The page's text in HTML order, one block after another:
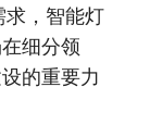
求，智能灯
细分领
的重要力